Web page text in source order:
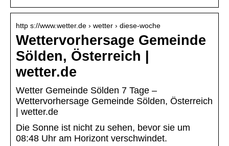
http s://www.wetter.de › wetter › diese-woche
Wettervorhersage Gemeinde
Sölden, Österreich |
wetter.de
Wetter Gemeinde Sölden 7 Tage –
Wettervorhersage Gemeinde Sölden, Österreich
| wetter.de
Die Sonne ist nicht zu sehen, bevor sie um
08:48 Uhr am Horizont verschwindet.